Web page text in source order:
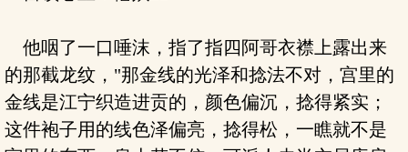
他咽了一口唾沫，指了指四阿哥衣襟上露出来
的那截龙纹，"那金线的光泽和捻法不对，宫里的
金线是江宁织造进贡的，颜色偏沉，捻得紧实；
这件袍子用的线色泽偏亮，捻得松，一瞧就不是